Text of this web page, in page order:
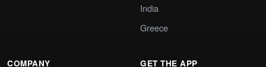
India
Greece
COMPANY GET THE APP